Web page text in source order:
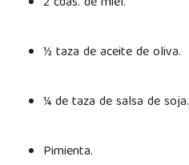
½ taza de aceite de oliva.
¼ de taza de salsa de soja.
Pimienta.